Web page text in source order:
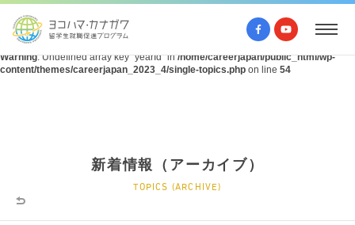
Warning: Undefined array key "query" in
/home/careerjapan/public_html/wp-
content/themes/careerjapan_2023_4/single-topics.php on line 53
Warning: Undefined array key "yearId" in/home/careerjapan/public_html/wp-
content/themes/careerjapan_2023_4/single-topics.php on line 54
新着情報（アーカイブ）
TOPICS (ARCHIVE)